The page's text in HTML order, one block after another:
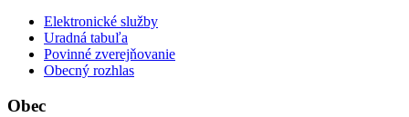
Elektronické služby
Uradná tabuľa
Povinné zverejňovanie
Obecný rozhlas
Obec